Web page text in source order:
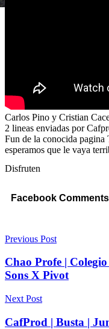
Carlos Pino y Cristian
2 lineas enviadas por
Fun de la conocida
esperamos que le vaya
Disfruten
Facebook Comments
Previous Post
Chao Profe |
Sons X Pivot
Next Post
CafProd | Busta |